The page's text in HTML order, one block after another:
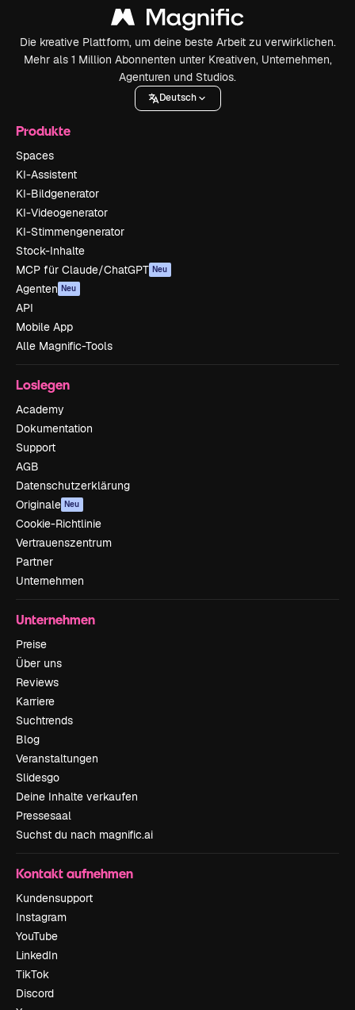
Die kreative Plattform, um deine beste Arbeit zu verwirklichen.
Mehr als 1 Million Abonnenten unter Kreativen, Unternehmen,
Agenturen und Studios.
Deutsch
Produkte
Spaces
KI-Assistent
KI-Bildgenerator
KI-Videogenerator
KI-Stimmengenerator
Stock-Inhalte
MCP für Claude/ChatGPT Neu
Agenten Neu
API
Mobile App
Alle Magnific-Tools
Loslegen
Academy
Dokumentation
Support
AGB
Datenschutzerklärung
Originale Neu
Cookie-Richtlinie
Vertrauenszentrum
Partner
Unternehmen
Unternehmen
Preise
Über uns
Reviews
Karriere
Suchtrends
Blog
Veranstaltungen
Slidesgo
Deine Inhalte verkaufen
Pressesaal
Suchst du nach magnific.ai
Kontakt aufnehmen
Kundensupport
Instagram
YouTube
LinkedIn
TikTok
Discord